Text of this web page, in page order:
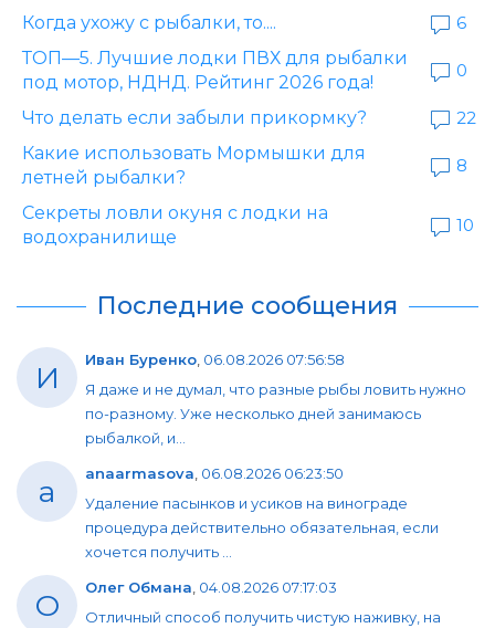
Когда ухожу с рыбалки, то....
6
ТОП—5. Лучшие лодки ПВХ для рыбалки
под мотор, НДНД. Рейтинг 2026 года!
0
Что делать если забыли прикормку?
22
Какие использовать Мормышки для
летней рыбалки?
8
Секреты ловли окуня с лодки на
водохранилище
10
Последние сообщения
И Иван Буренко, 06.08.2026 07:56:58
Я даже и не думал, что разные рыбы ловить нужно
по-разному. Уже несколько дней занимаюсь
рыбалкой, и...
a anaarmasova, 06.08.2026 06:23:50
Удаление пасынков и усиков на винограде
процедура действительно обязательная, если
хочется получить ...
О Олег Обмана, 04.08.2026 07:17:03
Отличный способ получить чистую наживку, на